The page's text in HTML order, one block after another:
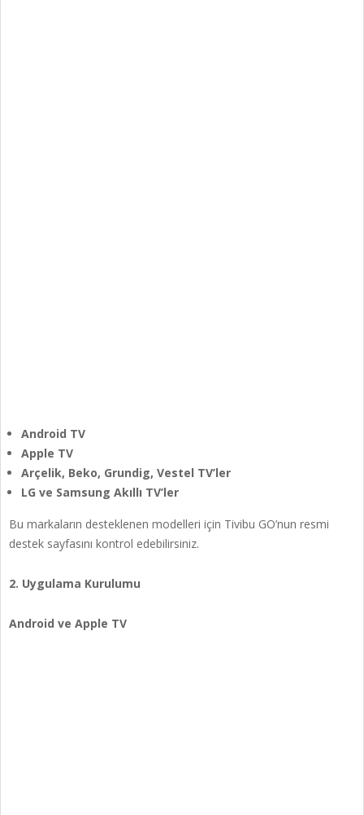
Android TV
Apple TV
Arçelik, Beko, Grundig, Vestel TV’ler
LG ve Samsung Akıllı TV’ler
Bu markaların desteklenen modelleri için Tivibu GO’nun resmi
destek sayfasını kontrol edebilirsiniz.
2. Uygulama Kurulumu
Android ve Apple TV